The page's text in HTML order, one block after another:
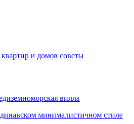
и домов советы
вилла
минималистичном стиле